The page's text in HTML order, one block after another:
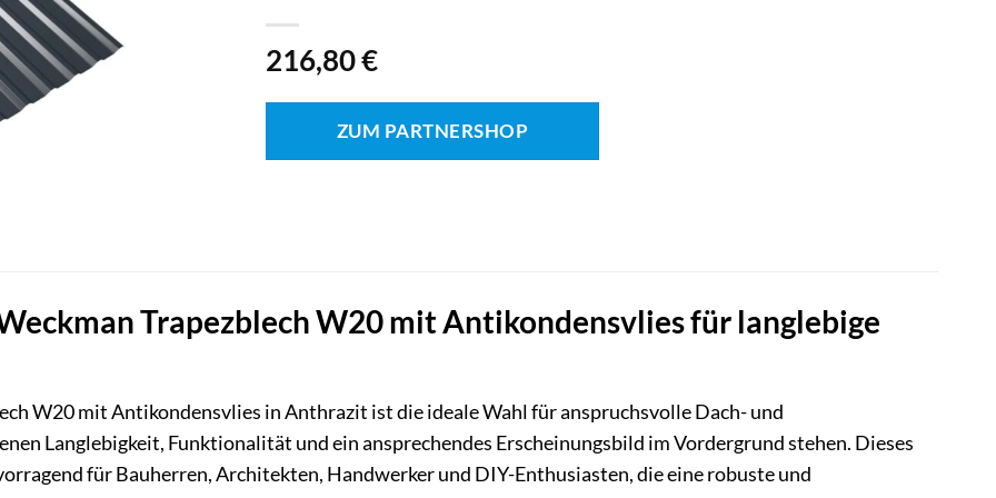
216,80€
ZUM PARTNERSHOP
Trapezblech W20 mit Antikondensvlies für langlebige
W20 mit Antikondensvlies in Anthrazit ist die ideale Wahl für anspruchsvolle Dach- und
Langlebigkeit, Funktionalität und ein ansprechendes Erscheinungsbild im Vordergrund stehen. Dieses
für Bauherren, Architekten, Handwerker und DIY-Enthusiasten, die eine robuste und